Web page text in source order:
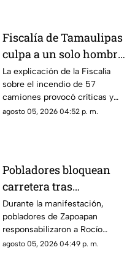
Fiscalía de Tamaulipas
culpa a un solo hombre
por el incendio de un
lote 47 camiones de
papitas
La explicación de la Fiscalía
sobre el incendio de 57
camiones provocó críticas y
cuestionamientos a nivel
agosto 05, 2026 04:52 p. m.
Pobladores bloquean
carretera tras
abandono de
importante obra en
Catemaco; exigen
solución de Rocío
Durante la manifestación,
pobladores de Zapoapan
responsabilizaron a Rocío
Nahle por no mantener un
agosto 05, 2026 04:49 p. m.